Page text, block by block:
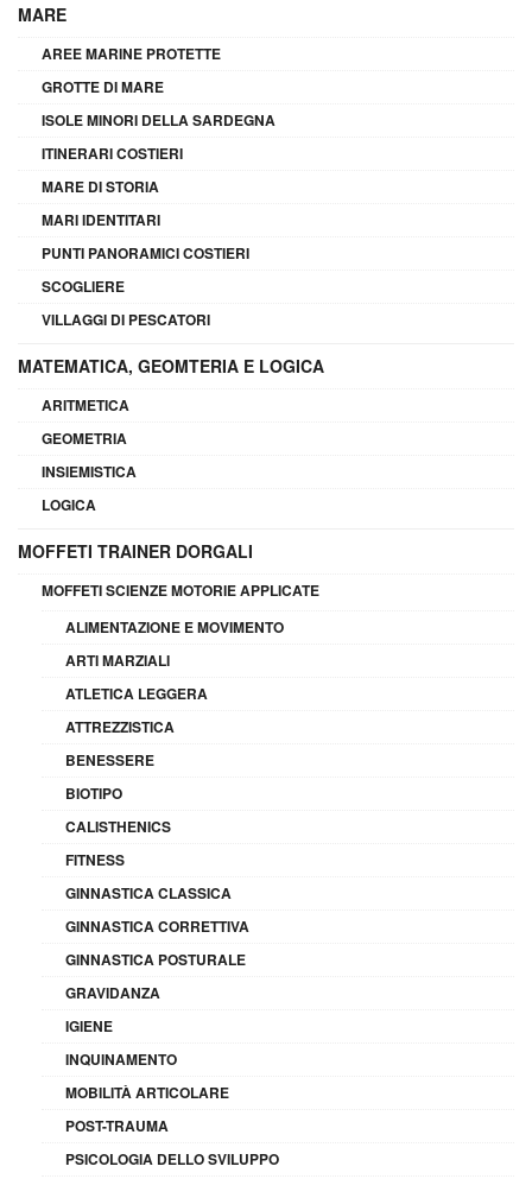
MARE
AREE MARINE PROTETTE
GROTTE DI MARE
ISOLE MINORI DELLA SARDEGNA
ITINERARI COSTIERI
MARE DI STORIA
MARI IDENTITARI
PUNTI PANORAMICI COSTIERI
SCOGLIERE
VILLAGGI DI PESCATORI
MATEMATICA, GEOMTERIA E LOGICA
ARITMETICA
GEOMETRIA
INSIEMISTICA
LOGICA
MOFFETI TRAINER DORGALI
MOFFETI SCIENZE MOTORIE APPLICATE
ALIMENTAZIONE E MOVIMENTO
ARTI MARZIALI
ATLETICA LEGGERA
ATTREZZISTICA
BENESSERE
BIOTIPO
CALISTHENICS
FITNESS
GINNASTICA CLASSICA
GINNASTICA CORRETTIVA
GINNASTICA POSTURALE
GRAVIDANZA
IGIENE
INQUINAMENTO
MOBILITÀ ARTICOLARE
POST-TRAUMA
PSICOLOGIA DELLO SVILUPPO